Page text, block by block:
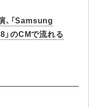
「Samsung
のCMで流れる